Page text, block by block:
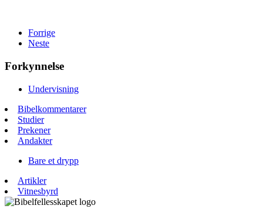
Forrige
Neste
Forkynnelse
Undervisning
Bibelkommentarer
Studier
Prekener
Andakter
Bare et drypp
Artikler
Vitnesbyrd